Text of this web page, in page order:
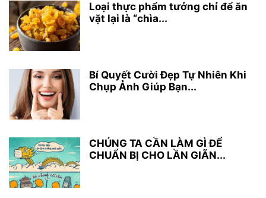
Loại thực phẩm tưởng chỉ để ăn
vặt lại là “chìa...
Bí Quyết Cười Đẹp Tự Nhiên Khi
Chụp Ảnh Giúp Bạn...
CHÚNG TA CẦN LÀM GÌ ĐỂ
CHUẨN BỊ CHO LẦN GIÃN...